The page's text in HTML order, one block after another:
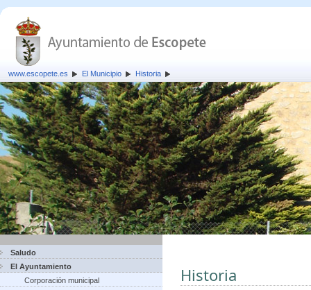
www.escopete.es El Municipio Historia
Saludo
El Ayuntamiento
Corporación municipal
Historia